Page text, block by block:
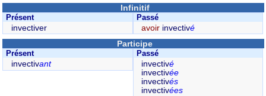
Infinitif
Présent
invectiver
Passé
avoir invectivé
Participe
Présent
invectivant
Passé
invectivé
invectivée
invectivés
invectivées